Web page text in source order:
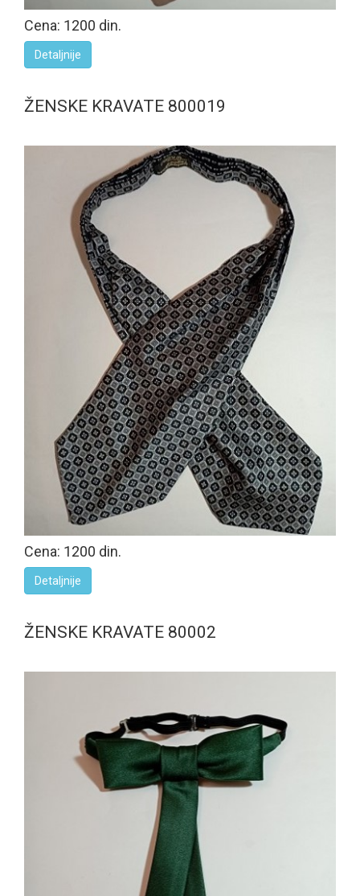
Cena: 1200 din.
Detaljnije
ŽENSKE KRAVATE 800019
Cena: 1200 din.
Detaljnije
ŽENSKE KRAVATE 80002